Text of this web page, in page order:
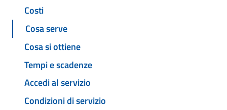
Costi
Cosa serve
Cosa si ottiene
Tempi e scadenze
Accedi al servizio
Condizioni di servizio